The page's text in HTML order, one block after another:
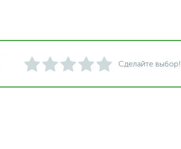
Сделайте выбор!